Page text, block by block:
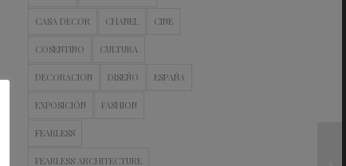
CASA DECOR CHANEL CINE
COSENTINO CULTURA
DECORACION DISEÑO ESPAÑA
EXPOSICIÓN FASHION
FEARLESS
FEARLESS ARCHITECTURE